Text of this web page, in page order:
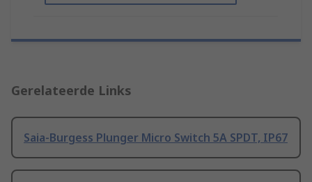
Gerelateerde Links
Saia-Burgess Plunger Micro Switch 5A SPDT, IP67